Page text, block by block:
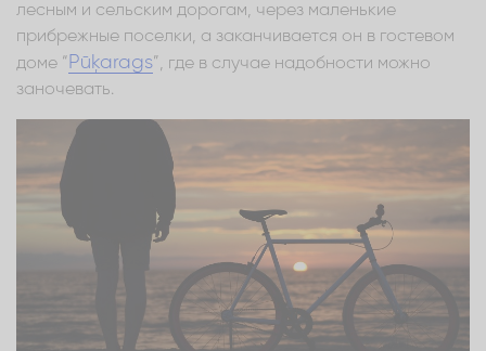
лесным и сельским дорогам, через маленькие
прибрежные поселки, а заканчивается он в гостевом
доме “ Pūķarags”, где в случае надобности можно
заночевать.